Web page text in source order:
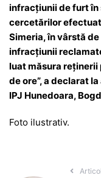
infracțiunii de furt în
cercetărilor
Simeria, în vârstă
infracţiunii
luat măsura reținerii
de ore”, a declarat
IPJ Hunedoara,
Foto ilustrativ.